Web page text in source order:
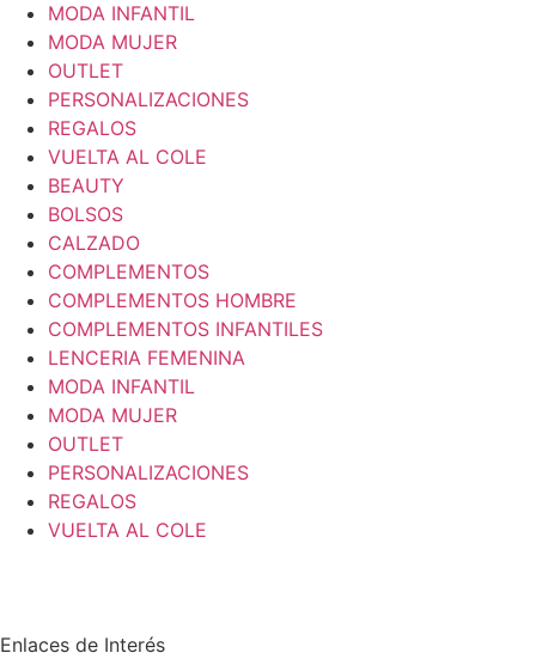
MODA INFANTIL
MODA MUJER
OUTLET
PERSONALIZACIONES
REGALOS
VUELTA AL COLE
BEAUTY
BOLSOS
CALZADO
COMPLEMENTOS
COMPLEMENTOS HOMBRE
COMPLEMENTOS INFANTILES
LENCERIA FEMENINA
MODA INFANTIL
MODA MUJER
OUTLET
PERSONALIZACIONES
REGALOS
VUELTA AL COLE
Enlaces de Interés